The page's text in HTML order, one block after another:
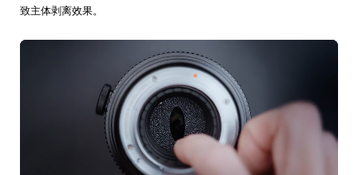
致主体剥离效果。